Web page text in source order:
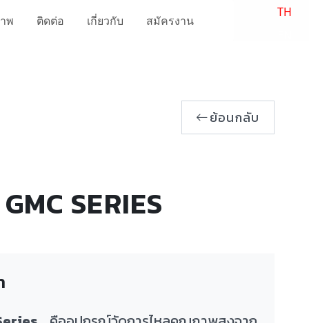
พ ติดต่อ เกี่ยวกับ สมัครงาน
ย้อนกลับ
SERIES
TH